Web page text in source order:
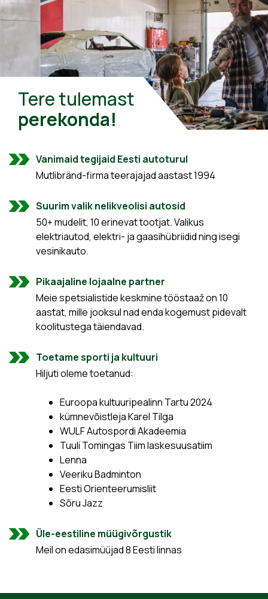
Tere tulemast
perekonda!
Vanimaid tegijaid Eesti autoturul
Mutlibränd-firma teerajajad aastast 1994
Suurim valik nelikveolisi autosid
50+ mudelit, 10 erinevat tootjat. Valikus
elektriautod, elektri- ja gaasihübriidid ning isegi
vesinikauto.
Pikaajaline lojaalne partner
Meie spetsialistide keskmine tööstaaž on 10
aastat, mille jooksul nad enda kogemust pidevalt
koolitustega täiendavad.
Toetame sporti ja kultuuri
Hiljuti oleme toetanud:
Euroopa kultuuripealinn Tartu 2024
kümnevõistleja Karel Tilga
WULF Autospordi Akadeemia
Tuuli Tomingas Tiim laskesuusatiim
Lenna
Veeriku Badminton
Eesti Orienteerumisliit
Sõru Jazz
Üle-eestiline müügivõrgustik
Meil on edasimüüjad 8 Eesti linnas